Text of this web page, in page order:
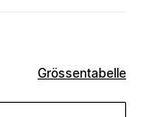
Grössentabelle